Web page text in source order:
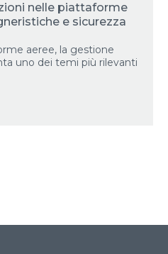
nelle piattaforme
e sicurezza
aeree, la gestione
uno dei temi più rilevanti